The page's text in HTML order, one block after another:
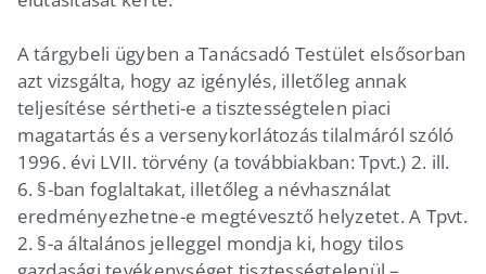
A tárgybeli ügyben a Tanácsadó Testület elsősorban
azt vizsgálta, hogy az igénylés, illetőleg annak
teljesítése sértheti-e a tisztességtelen piaci
magatartás és a versenykorlátozás tilalmáról szóló
1996. évi LVII. törvény (a továbbiakban: Tpvt.) 2. ill.
6. §-ban foglaltakat, illetőleg a névhasználat
eredményezhetne-e megtévesztő helyzetet. A Tpvt.
2. §-a általános jelleggel mondja ki, hogy tilos